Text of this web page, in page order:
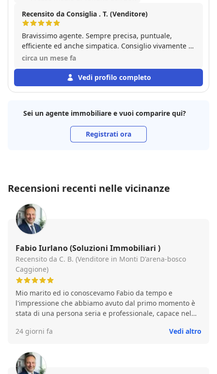
Recensito da Consiglia . T. (Venditore)
Bravissimo agente. Sempre precisa, puntuale,
efficiente ed anche simpatica. Consiglio vivamente i
suoi servizi.
circa un mese fa
Vedi profilo completo
Sei un agente immobiliare e vuoi comparire qui?
Registrati ora
Recensioni recenti nelle vicinanze
Fabio Iurlano (Soluzioni Immobiliari )
Recensito da C. B. (Venditore in Monti D'arena-bosco
Caggione)
Mio marito ed io conoscevamo Fabio da tempo e
l'impressione che abbiamo avuto dal primo momento è
stata di una persona seria e professionale, capace nel
nella sua agenzia immobiliare è da considerarsi più che
24 giorni fa Vedi altro